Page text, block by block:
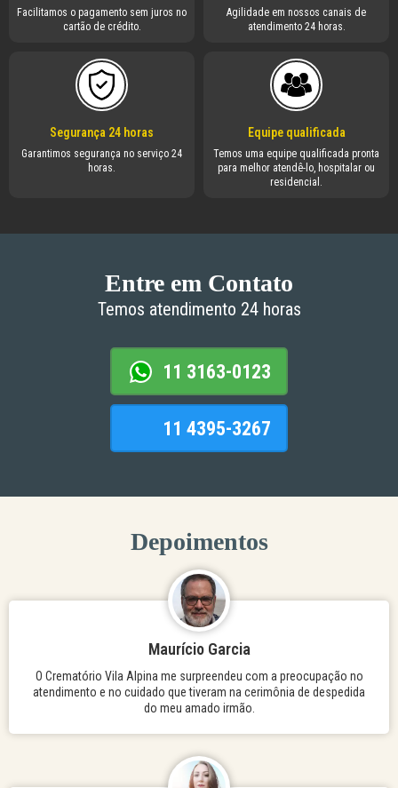
Facilitamos o pagamento sem juros no
cartão de crédito.
Agilidade em nossos canais de
atendimento 24 horas.
Segurança 24 horas
Garantimos segurança no serviço 24
horas.
Equipe qualificada
Temos uma equipe qualificada pronta
para melhor atendê-lo, hospitalar ou
residencial.
Entre em Contato
Temos atendimento 24 horas
11 3163-0123
11 4395-3267
Depoimentos
Maurício Garcia
O Crematório Vila Alpina me surpreendeu com a preocupação no
atendimento e no cuidado que tiveram na cerimônia de despedida
do meu amado irmão.